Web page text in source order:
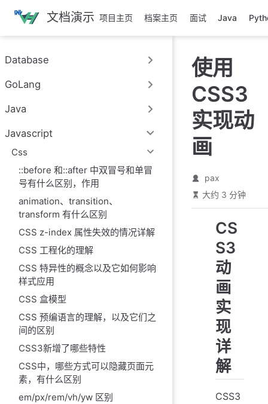
跳
主
內
文档演示 项目主页 档案主页 面试 Java
Database
GoLang
Java
Javascript
Css
::before 和::after 中双冒号和单冒
号有什么区别，作用
animation、transition、
transform 有什么区别
CSS z-index 属性失效的情况详解
CSS 工程化的理解
CSS 特异性的概念以及它如何影响
样式应用
CSS 盒模型
CSS 预编语言的理解，以及它们之
间的区别
CSS3新增了哪些特性
CSS中，哪些方式可以隐藏页面元
素，有什么区别
em/px/rem/vh/yw 区别
使用
CSS3
实现动
画
pax
大约 3 分钟
CS
S3
动
画
实
现
详
解
CSS3